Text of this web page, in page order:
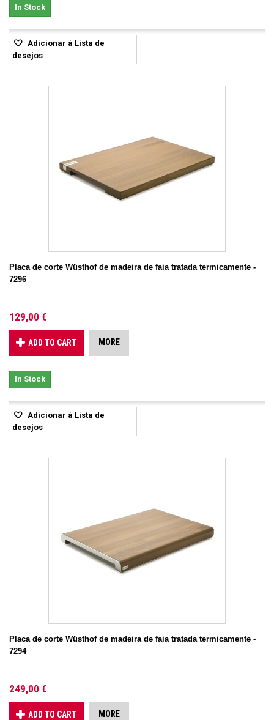
In Stock
Adicionar à Lista de
desejos
Placa de corte Wüsthof de madeira de faia tratada termicamente -
7296
129,00 €
ADD TO CART MORE
In Stock
Adicionar à Lista de
desejos
Placa de corte Wüsthof de madeira de faia tratada termicamente -
7294
249,00 €
ADD TO CART MORE